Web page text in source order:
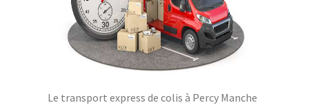
Le transport express de colis à Percy Manche